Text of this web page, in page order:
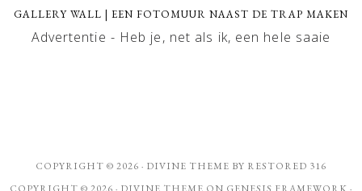
GALLERY WALL | EEN FOTOMUUR NAAST DE TRAP MAKEN
Advertentie - Heb je, net als ik, een hele saaie
COPYRIGHT © 2026 · DIVINE THEME BY RESTORED 316